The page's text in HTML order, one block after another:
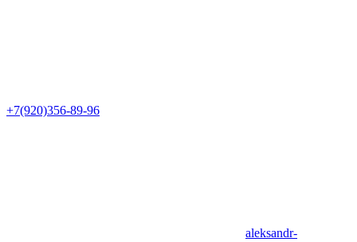
+7(920)356-89-96
aleksandr-